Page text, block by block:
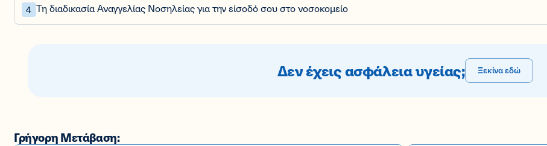
Τη διαδικασία Αναγγελίας Νοσηλείας για την είσοδό σου στο νοσοκομείο
Δεν έχεις ασφάλεια υγείας; Ξεκίνα εδώ
Γρήγορη Μετάβαση: